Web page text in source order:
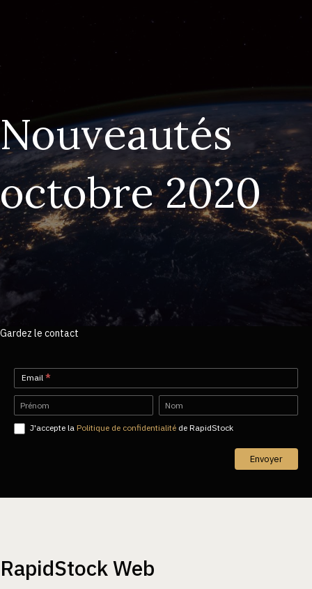
Nouveautés
octobre 2020
Gardez le contact
Newsletter-
FR
Email *
Name Name
J'accepte la Politique de confidentialité de RapidStock
Envoyer
RapidStock Web